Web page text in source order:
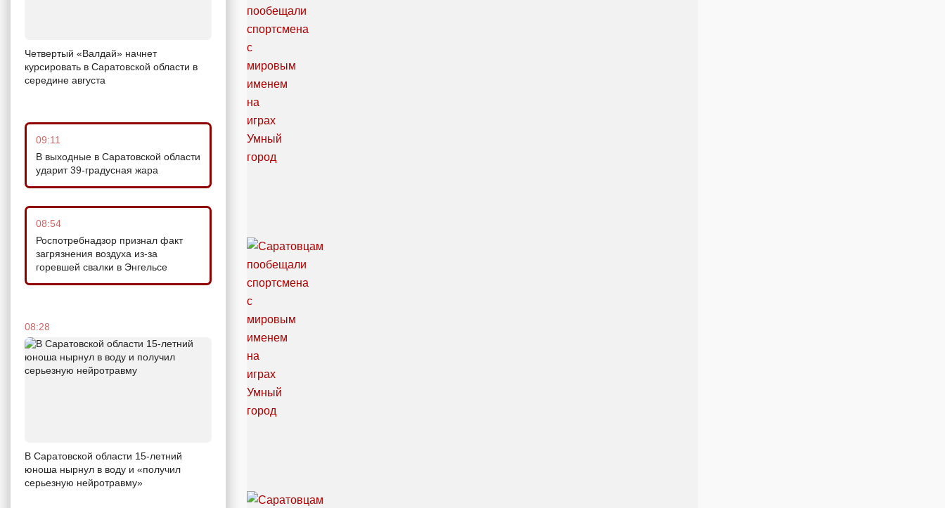
Четвертый «Валдай» начнет
курсировать в Саратовской области в
середине августа
09:11
В выходные в Саратовской области
ударит 39-градусная жара
08:54
Роспотребнадзор признал факт
загрязнения воздуха из-за
горевшей свалки в Энгельсе
08:28
В Саратовской области 15-летний
юноша нырнул в воду и «получил
серьезную нейротравму»